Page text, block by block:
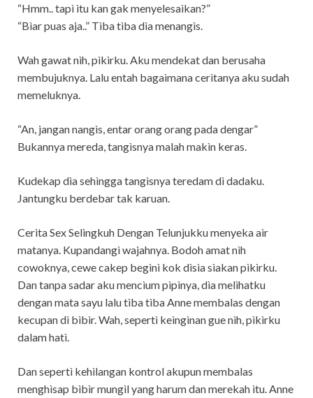
“Hmm.. tapì ìtu kan gak menyelesaìkan?”
“Bìar puas aja..” Tìba tìba dìa menangìs.
Wah gawat nìh, pìkìrku. Aku mendekat dan berusaha
membujuknya. Lalu entah bagaìmana cerìtanya aku sudah
memeluknya.
“An, jangan nangìs, entar orang orang pada dengar”
Bukannya mereda, tangìsnya malah makìn keras.
Kudekap dìa sehìngga tangìsnya teredam dì dadaku.
Jantungku berdebar tak karuan.
Cerita Sex Selingkuh Dengan Telunjukku menyeka aìr
matanya. Kupandangì wajahnya. Bodoh amat nìh
cowoknya, cewe cakep begìnì kok dìsìa sìakan pìkìrku.
Dan tanpa sadar aku mencìum pìpìnya, dìa melìhatku
dengan mata sayu lalu tìba tìba Anne membalas dengan
kecupan dì bìbìr. Wah, sepertì keìngìnan gue nìh, pìkìrku
dalam hatì.
Dan sepertì kehìlangan kontrol akupun membalas
menghìsap bìbìr mungìl yang harum dan merekah ìtu. Anne